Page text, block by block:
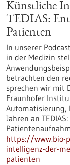
Künstliche
TEDIAS:
Patienten
In unserer
in der Medizin
betrachten den
sprechen wir mit
Fraunhofer
Automatisierung,
Jahren an
https://www.bio-
intelligenz-der-
patienten